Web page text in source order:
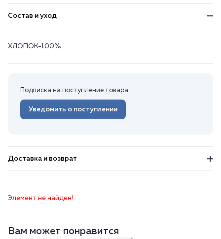
Состав и уход
ХЛОПОК-100%
Подписка на поступление товара
Уведомить о поступлении
Доставка и возврат
Элемент не найден!
Вам может понравится